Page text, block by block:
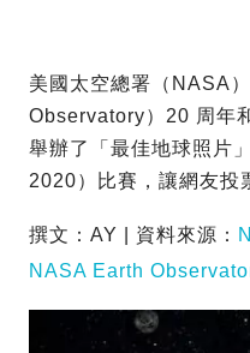
美國太空總署（NASA
Observatory）20 周年
舉辦了「最佳地球照片
2020）比賽，讓網友投
撰文：AY | 資料來源：
NASA Earth